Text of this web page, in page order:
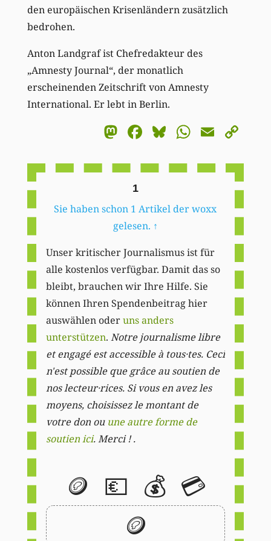
den europäischen Krisenländern zusätzlich
bedrohen.
Anton Landgraf ist Chefredakteur des
„Amnesty Journal“, der monatlich
erscheinenden Zeitschrift von Amnesty
International. Er lebt in Berlin.
Mastodon
Facebook
BlueskyEmail
1
Sie haben schon 1 Artikel der woxx
gelesen. ↑
Unser kritischer Journalismus ist für
alle kostenlos verfügbar. Damit das so
bleibt, brauchen wir Ihre Hilfe. Sie
können Ihren Spendenbeitrag hier
auswählen oderuns anders
unterstützen. Notre journalisme libre
et engagé est accessible à tous·tes. Ceci
n'est possible que grâce au soutien de
nos lecteur·rices. Si vous en avez les
moyens, choisissez le montant de
votre don ou une autre forme de
soutien ici. Merci ! .
🪙 💶 💰 💳
🪙